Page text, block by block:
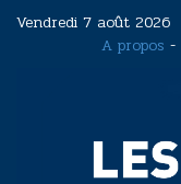
Vendredi 7 août 2026
A propos -